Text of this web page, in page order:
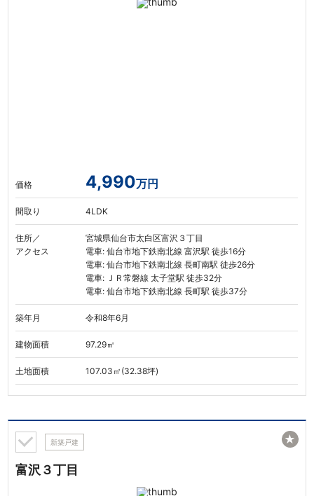
価格 4,990万円
間取り 4LDK
住所／
アクセス
宮城県仙台市太白区富沢３丁目
電車: 仙台市地下鉄南北線 富沢駅 徒歩16分
電車: 仙台市地下鉄南北線 長町南駅 徒歩26分
電車: ＪＲ常磐線 太子堂駅 徒歩32分
電車: 仙台市地下鉄南北線 長町駅 徒歩37分
築年月 令和8年6月
建物面積 97.29㎡
土地面積 107.03㎡(32.38坪)
新築戸建
富沢３丁目
★